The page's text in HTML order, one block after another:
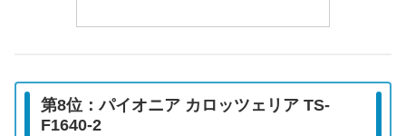
第8位：パイオニア カロッツェリア TS-
F1640-2